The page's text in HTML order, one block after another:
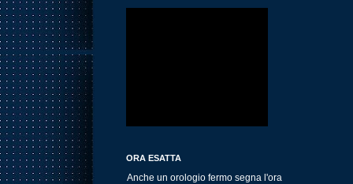
ORA ESATTA
Anche un orologio fermo segna l'ora